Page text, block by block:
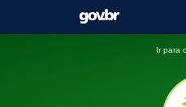
Ir para